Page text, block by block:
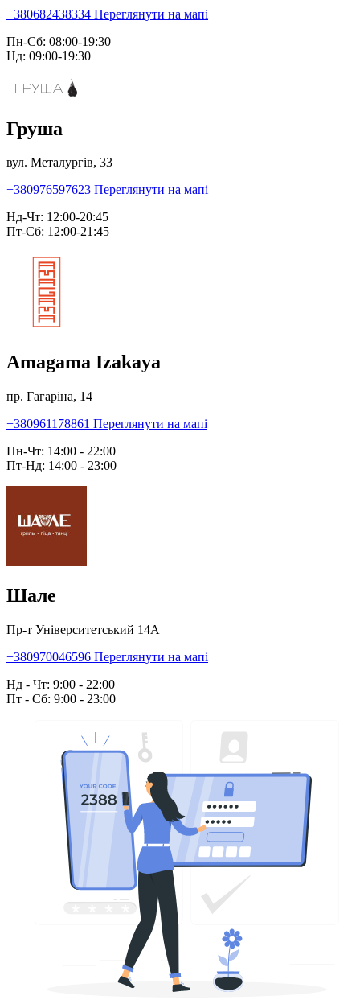
+380682438334 Переглянути на мапі
Пн-Сб: 08:00-19:30
Нд: 09:00-19:30
Груша
вул. Металургів, 33
+380976597623 Переглянути на мапі
Нд-Чт: 12:00-20:45
Пт-Сб: 12:00-21:45
Amagama Izakaya
пр. Гагаріна, 14
+380961178861 Переглянути на мапі
Пн-Чт: 14:00 - 22:00
Пт-Нд: 14:00 - 23:00
Шале
Пр-т Університетський 14А
+380970046596 Переглянути на мапі
Нд - Чт: 9:00 - 22:00
Пт - Сб: 9:00 - 23:00